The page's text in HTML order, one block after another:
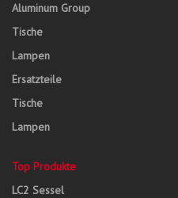
Aluminum Group
Tische
Lampen
Ersatzteile
Tische
Lampen
Top Produkte
LC2 Sessel